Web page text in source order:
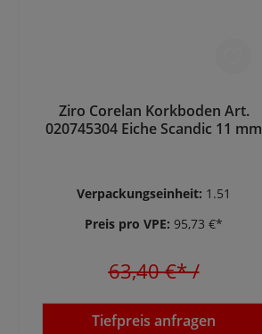
Ziro Corelan Korkboden Art.
020745304 Eiche Scandic 11 mm
Verpackungseinheit: 1.51
Preis pro VPE: 95,73 €*
63,40 €*/
Tiefpreis anfragen